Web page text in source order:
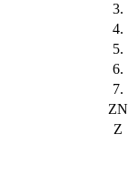
3.
4.
5.
6.
7.
ZN
Z